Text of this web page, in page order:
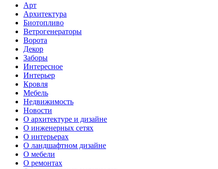
Арт
Архитектура
Биотопливо
Ветрогенераторы
Ворота
Декор
Заборы
Интересное
Интерьер
Кровля
Мебель
Недвижимость
Новости
О архитектуре и дизайне
О инженерных сетях
О интерьерах
О ландшафтном дизайне
О мебели
О ремонтах